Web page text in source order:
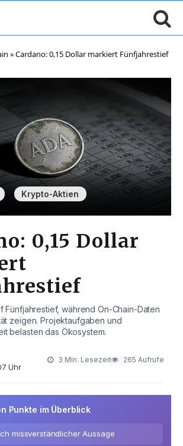
»Cardano: 0,15 Dollar markiert Fünfjahrestief
Krypto-Aktien
0,15 Dollar
Fünfjahrestief, während On-Chain-Daten
zeigen. Projektaufgaben und
belasten das Ökosystem.
Uhr
3 Min. Lesezeit 265 Aufrufe
Punkte im Überblick
missverständlicher Aussage